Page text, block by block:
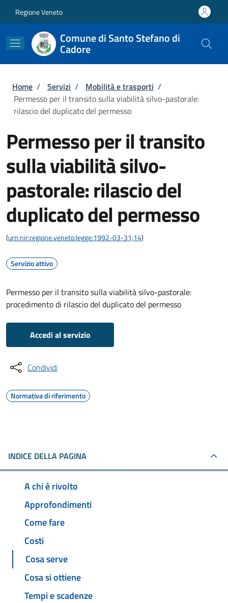
Regione Veneto
Comune di Santo Stefano di
Cadore
Briciole di pane
Home / Servizi / Mobilità e trasporti /
Permesso per il transito sulla viabilità silvo-pastorale:
rilascio del duplicato del permesso
Permesso per il transito
sulla viabilità silvo-
pastorale: rilascio del
duplicato del permesso
(urn:nir:regione.veneto:legge:1992-03-31;14)
Servizio attivo
Permesso per il transito sulla viabilità silvo-pastorale:
procedimento di rilascio del duplicato del permesso
Accedi al servizio
Condividi
Normativa di riferimento
INDICE DELLA PAGINA
A chi è rivolto
Approfondimenti
Come fare
Costi
Cosa serve
Cosa si ottiene
Tempi e scadenze